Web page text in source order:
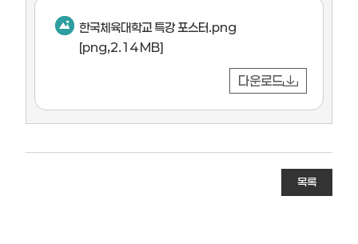
한국체육대학교 특강 포스터.png
[png,2.14 MB]
다운로드
목록